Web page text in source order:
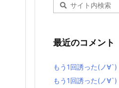
最近のコメント
もう1回誘った(ノ∀`)
もう1回誘った(ノ∀`)